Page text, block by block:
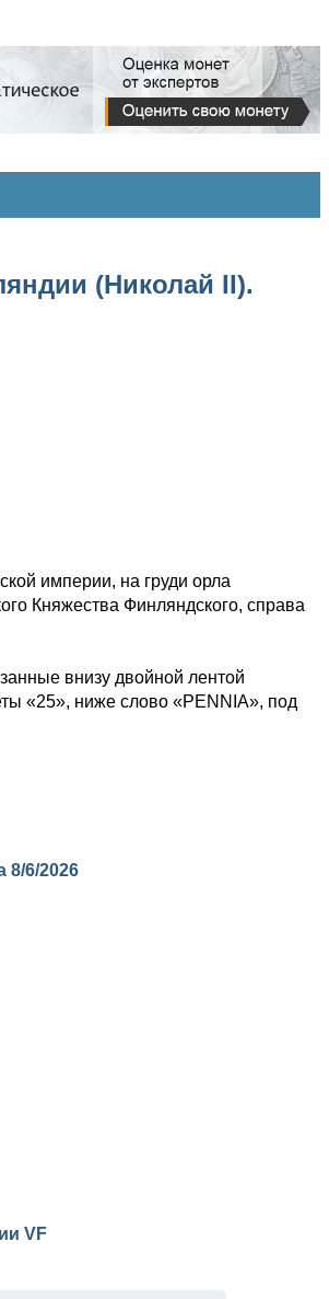
(Николай II).
империи, на груди орла
Княжества Финляндского, справа
внизу двойной лентой
«25», ниже слово «PENNIA», под
8/6/2026
VF